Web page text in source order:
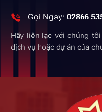
Gọi Ngay: 02866
Hãy liên lạc với chúng
dịch vụ hoặc dự án của